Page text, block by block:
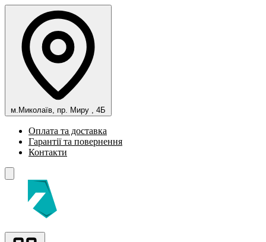
м.Миколаїв, пр. Миру , 4Б
Оплата та доставка
Гарантії та повернення
Контакти